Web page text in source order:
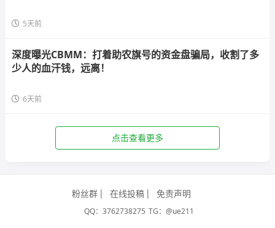
5天前
深度曝光CBMM：打着助农旗号的资金盘骗局，收割了多
少人的血汗钱，远离！
6天前
点击查看更多
粉丝群 在线投稿 免责声明
QQ：3762738275 TG：@ue211